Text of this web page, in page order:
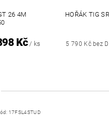
26 4M
Kč / ks
HOŘÁK TIG
5 790 Kč bez
17FSL4STUD